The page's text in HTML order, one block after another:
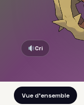
Cri
Vue d'ensemble